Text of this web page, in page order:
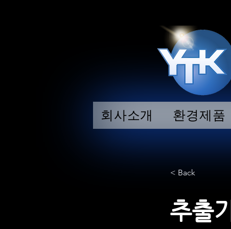
회사소개 환경제품
< Back
추출